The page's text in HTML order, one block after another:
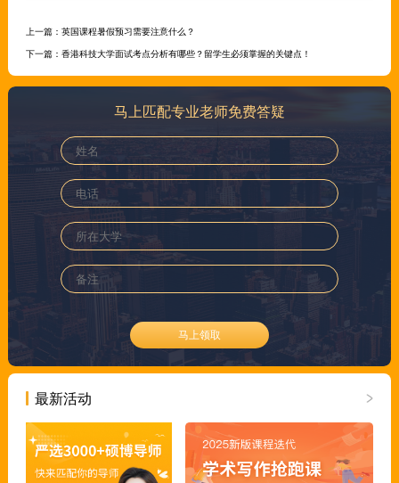
上一篇： 英国课程暑假预习需要注意什么？
下一篇： 香港科技大学面试考点分析有哪些？留学生必须掌握的关键点！
马上匹配专业老师免费答疑
马上领取
最新活动